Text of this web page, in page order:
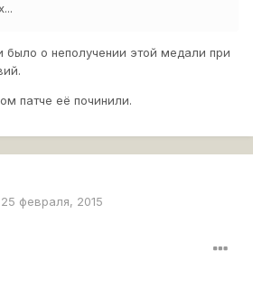
было о неполучении этой медали при
патче её починили.
25 февраля, 2015